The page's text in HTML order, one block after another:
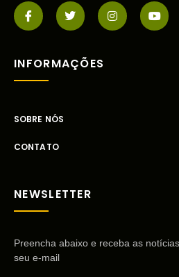
INFORMAÇÕES
SOBRE NÓS
CONTATO
NEWSLETTER
Preencha abaixo e receba as
seu e-mail